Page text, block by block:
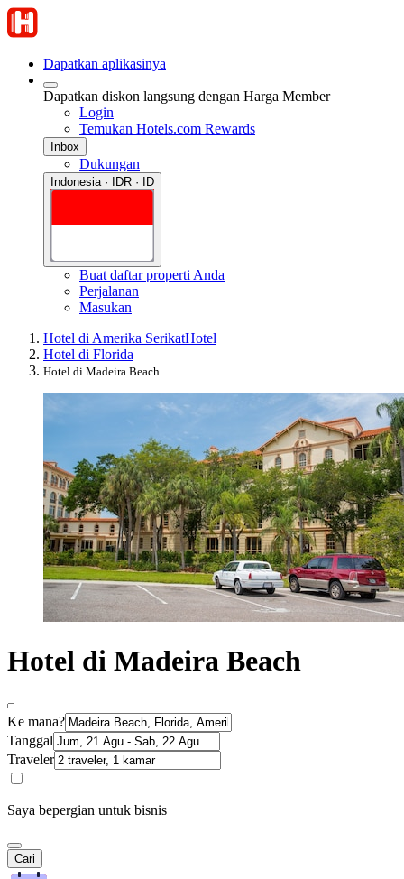
Dapatkan aplikasinya
Dapatkan diskon langsung dengan Harga Member
Login
Temukan Hotels.com Rewards
Inbox
Dukungan
Indonesia · IDR · ID
Buat daftar properti Anda
Perjalanan
Masukan
Hotel di Amerika SerikatHotel
Hotel di Florida
Hotel di Madeira Beach
Hotel di Madeira Beach
Ke mana?
Tanggal
Traveler
Saya bepergian untuk bisnis
Cari